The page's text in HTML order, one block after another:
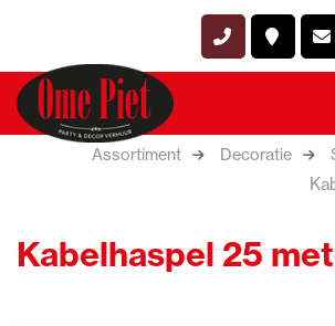
Assortiment Decoratie
Kabelhaspel 25